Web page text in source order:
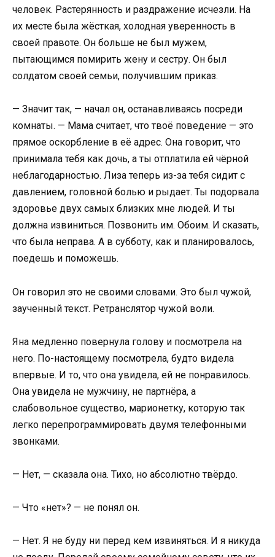
человек. Растерянность и раздражение исчезли. На
их месте была жёсткая, холодная уверенность в
своей правоте. Он больше не был мужем,
пытающимся помирить жену и сестру. Он был
солдатом своей семьи, получившим приказ.
— Значит так, — начал он, останавливаясь посреди
комнаты. — Мама считает, что твоё поведение — это
прямое оскорбление в её адрес. Она говорит, что
принимала тебя как дочь, а ты отплатила ей чёрной
неблагодарностью. Лиза теперь из-за тебя сидит с
давлением, головной болью и рыдает. Ты подорвала
здоровье двух самых близких мне людей. И ты
должна извиниться. Позвонить им. Обоим. И сказать,
что была неправа. А в субботу, как и планировалось,
поедешь и поможешь.
Он говорил это не своими словами. Это был чужой,
заученный текст. Ретранслятор чужой воли.
Яна медленно повернула голову и посмотрела на
него. По-настоящему посмотрела, будто видела
впервые. И то, что она увидела, ей не понравилось.
Она увидела не мужчину, не партнёра, а
слабовольное существо, марионетку, которую так
легко перепрограммировать двумя телефонными
звонками.
— Нет, — сказала она. Тихо, но абсолютно твёрдо.
— Что «нет»? — не понял он.
— Нет. Я не буду ни перед кем извиняться. И я никуда